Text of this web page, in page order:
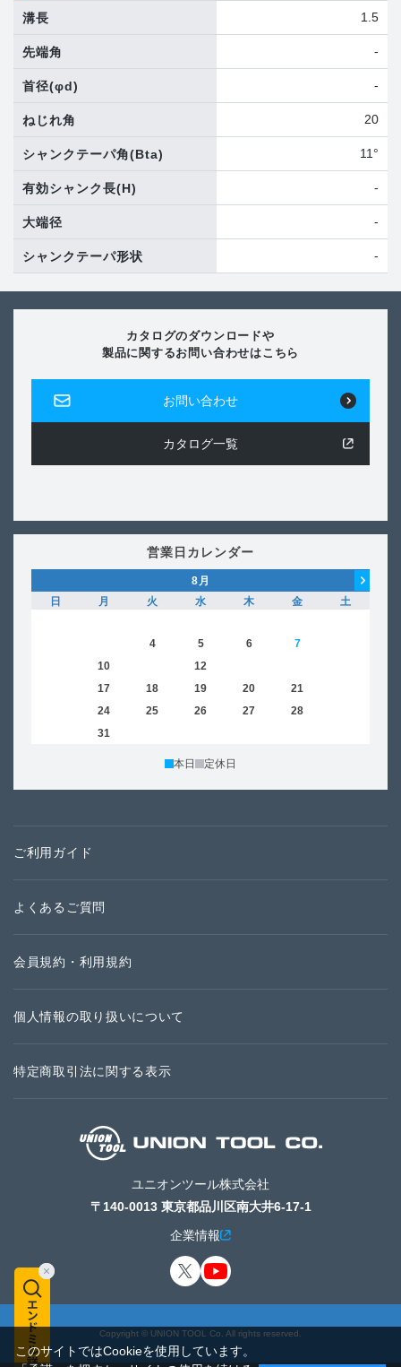
溝長 1.5
先端角 -
首径(φd) -
ねじれ角 20
シャンクテーパ角(Bta) 11°
有効シャンク長(H) -
大端径 -
シャンクテーパ形状 -
カタログのダウンロードや
製品に関するお問い合わせはこちら
お問い合わせ
カタログ一覧
営業日カレンダー
8 月
日
月 火 水 木 金
土
4 5 6 7
10 12
17 18 19 20 21
24 25 26 27 28
31
本日 定休日
ご利用ガイド
よくあるご質問
会員規約・利用規約
個人情報の取り扱いについて
特定商取引法に関する表示
ユニオンツール株式会社
〒140-0013 東京都品川区南大井6-17-1
企業情報
Copyright © UNION TOOL Co. All rights reserved.
このサイトではCookieを使用しています。